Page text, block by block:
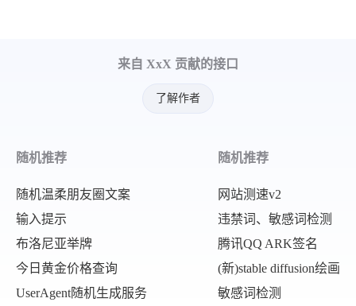
来自 XxX 贡献的接口
了解作者
随机推荐
随机温柔朋友圈文案
输入提示
布洛尼亚举牌
今日黄金价格查询
UserAgent随机生成服务
随机推荐
网站测速v2
违禁词、敏感词检测
腾讯QQ ARK签名
(新)stable diffusion绘画
敏感词检测